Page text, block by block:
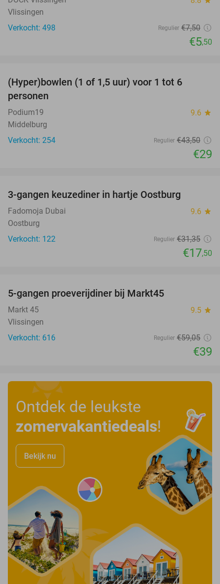
Vlissingen
Verkocht: 498
Regulier €7,50
€5,50
(Hyper)bowlen (1 of 1,5 uur) voor 1 tot 6
personen
Podium19 9.6 star
Middelburg
Verkocht: 254
Regulier €43,50
€29
3-gangen keuzediner in hartje Oostburg
Fadomoja Dubai 9.6 star
Oostburg
Verkocht: 122
Regulier €31,35
€17,50
5-gangen proeverijdiner bij Markt45
Markt 45 9.5 star
Vlissingen
Verkocht: 616
Regulier €59,05
€39
Ontdek de leukste
zomervakantiedeals!
Bekijk nu